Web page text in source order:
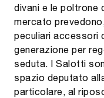
divani e le poltrone
mercato
peculiari accessori
generazione per
seduta. I Salotti
spazio deputato
particolare, al